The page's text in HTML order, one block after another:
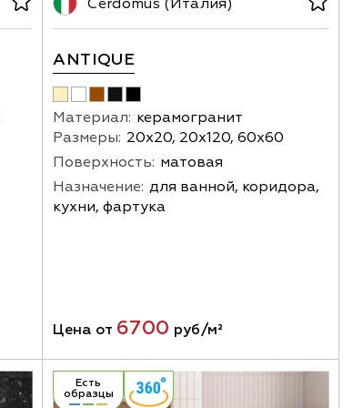
ANTIQUE
Материал: керамогранит
Размеры: 20х20, 20х120, 60х60
Поверхность: матовая
Назначение: для ванной, коридора,
кухни, фартука
Цена от 6700 руб/м²
Есть
образцы